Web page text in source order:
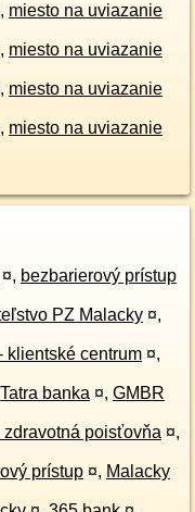
, miesto na uviazanie
, miesto na uviazanie
, miesto na uviazanie
, miesto na uviazanie
¤, bezbarierový prístup
PZ Malacky ¤,
klientské centrum ¤,
Tatra banka ¤, GMBR
poisťovňa ¤,
prístup ¤, Malacky